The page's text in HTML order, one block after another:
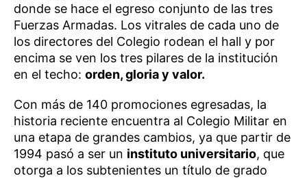
donde se hace el egreso conjunto de las tres
Fuerzas Armadas. Los vitrales de cada uno de
los directores del Colegio rodean el hall y por
encima se ven los tres pilares de la institución
en el techo: orden, gloria y valor.
Con más de 140 promociones egresadas, la
historia reciente encuentra al Colegio Militar en
una etapa de grandes cambios, ya que partir de
1994 pasó a ser un instituto universitario, que
otorga a los subtenientes un título de grado